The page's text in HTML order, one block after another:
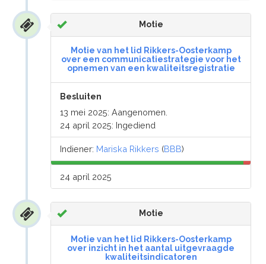
Motie
Motie van het lid Rikkers-Oosterkamp
over een communicatiestrategie voor het
opnemen van een kwaliteitsregistratie
Besluiten
13 mei 2025: Aangenomen.
24 april 2025: Ingediend
Indiener: Mariska Rikkers (BBB)
24 april 2025
Motie
Motie van het lid Rikkers-Oosterkamp
over inzicht in het aantal uitgevraagde
kwaliteitsindicatoren